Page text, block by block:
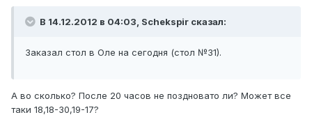
В 14.12.2012 в 04:03, Schekspir сказал:
Заказал стол в Оле на сегодня (стол №31).
А во сколько? После 20 часов не поздновато ли? Может все
таки 18,18-30,19-17?